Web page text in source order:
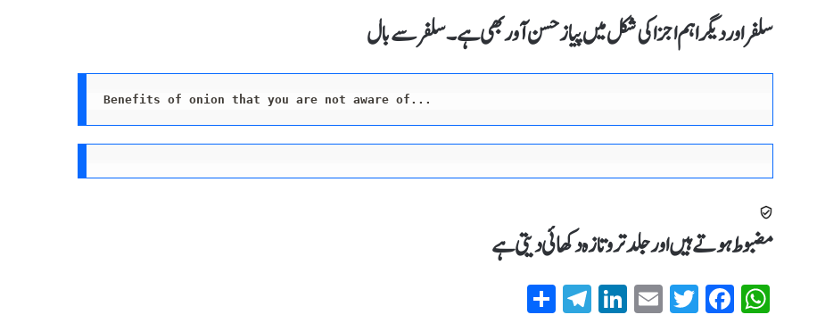
سلفر اور دیگر اہم اجزا کی شکل میں پیاز حسن آور بھی ہے۔ سلفرسے بال
Benefits of onion that you are not aware of . . .
مضبوط ہوتے ہیں اور جلد تروتازہ دکھائی دیتی ہے
W
Fa
T
E
Li
T